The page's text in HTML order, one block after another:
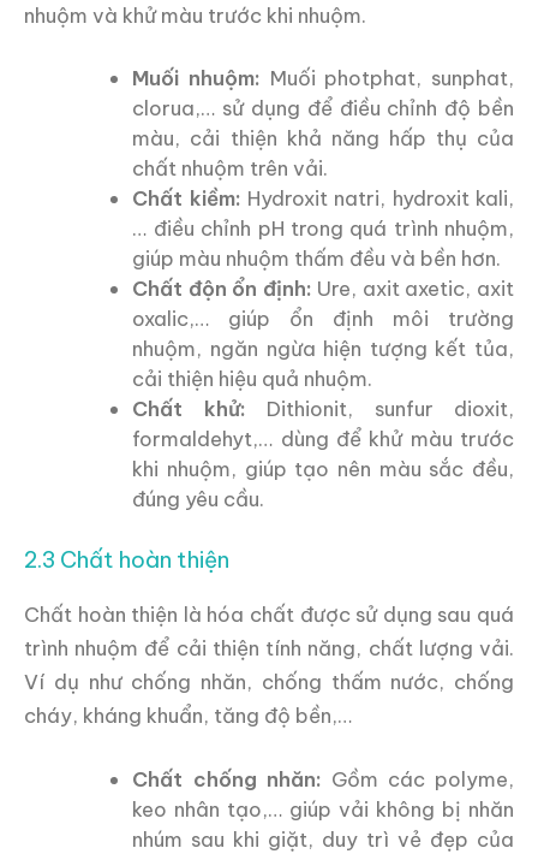
nhuộm và khử màu trước khi nhuộm.
Muối nhuộm: Muối photphat, sunphat,
clorua,… sử dụng để điều chỉnh độ bền
màu, cải thiện khả năng hấp thụ của
chất nhuộm trên vải.
Chất kiềm: Hydroxit natri, hydroxit kali,
… điều chỉnh pH trong quá trình nhuộm,
giúp màu nhuộm thấm đều và bền hơn.
Chất độn ổn định: Ure, axit axetic, axit
oxalic,… giúp ổn định môi trường
nhuộm, ngăn ngừa hiện tượng kết tủa,
cải thiện hiệu quả nhuộm.
Chất khử: Dithionit, sunfur dioxit,
formaldehyt,… dùng để khử màu trước
khi nhuộm, giúp tạo nên màu sắc đều,
đúng yêu cầu.
2.3 Chất hoàn thiện
Chất hoàn thiện là hóa chất được sử dụng sau quá
trình nhuộm để cải thiện tính năng, chất lượng vải.
Ví dụ như chống nhăn, chống thấm nước, chống
cháy, kháng khuẩn, tăng độ bền,…
Chất chống nhăn: Gồm các polyme,
keo nhân tạo,… giúp vải không bị nhăn
nhúm sau khi giặt, duy trì vẻ đẹp của